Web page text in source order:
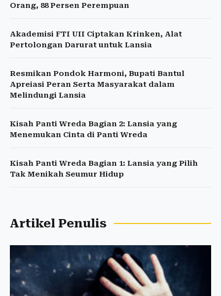
Orang, 88 Persen Perempuan
Akademisi FTI UII Ciptakan Krinken, Alat
Pertolongan Darurat untuk Lansia
Resmikan Pondok Harmoni, Bupati Bantul
Apreiasi Peran Serta Masyarakat dalam
Melindungi Lansia
Kisah Panti Wreda Bagian 2: Lansia yang
Menemukan Cinta di Panti Wreda
Kisah Panti Wreda Bagian 1: Lansia yang Pilih
Tak Menikah Seumur Hidup
Artikel Penulis